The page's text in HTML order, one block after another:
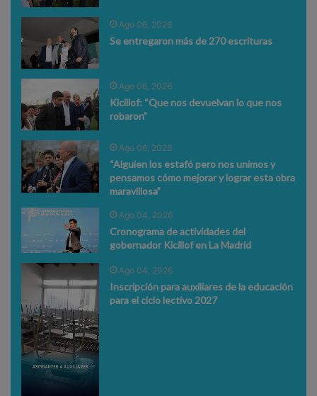
Ago 06, 2026
Se entregaron más de 270 escrituras
Ago 06, 2026
Kicillof: “Que nos devuelvan lo que nos
robaron”
Ago 06, 2026
“Alguien los estafó pero nos unimos y
pensamos cómo mejorar y lograr esta obra
maravillosa”
Ago 04, 2026
Cronograma de actividades del
gobernador Kicillof en La Madrid
Ago 04, 2026
Inscripción para auxiliares de la educación
para el ciclo lectivo 2027